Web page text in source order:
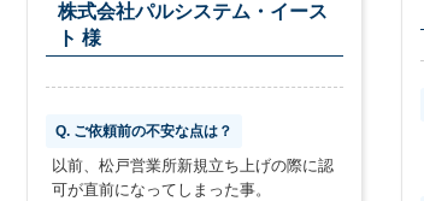
株式会社パルシステム・イース
ト 様
Q. ご依頼前の不安な点は？
以前、松戸営業所新規立ち上げの際に認
可が直前になってしまった事。